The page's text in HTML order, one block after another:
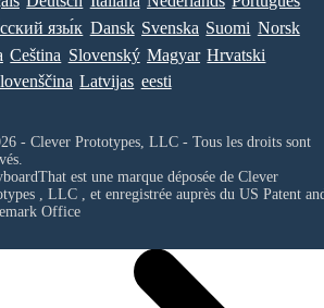
язы́к Dansk Svenska Suomi Norsk
Ceština Slovenský Magyar Hrvatski
Latvijas eesti
- Clever Prototypes, LLC - Tous les droits sont
est une marque déposée de Clever
, LLC, et enregistrée auprès du US Patent
Office